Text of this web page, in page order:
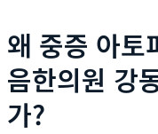
왜 중증 아토
음한의원 강
가?